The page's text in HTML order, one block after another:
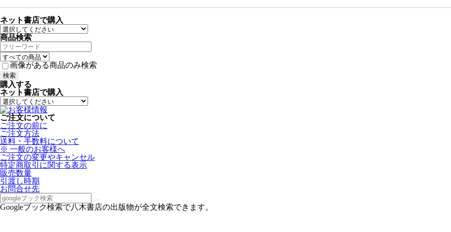
ネット書店で購入
商品検索
画像がある商品のみ検索
購入する
ネット書店で購入
ご注文について
ご注文の前に
ご注文方法
送料・手数料について
※ 一般のお客様へ
ご注文の変更やキャンセル
特定商取引に関する表示
販売数量
引渡し時期
お問合せ先
Googleブック検索で八木書店の出版物が全文検索できます。